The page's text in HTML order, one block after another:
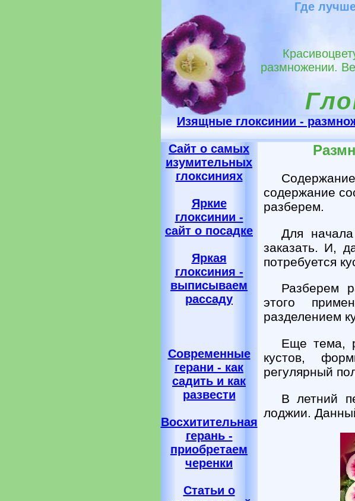
Где
размножении.
Изящные глоксинии -
Сайт о самых
изумительных
глоксиниях
Яркие
глоксинии -
сайт о посадке
Яркая
глоксиния -
выписываем
рассаду
Современные
герани - как
садить и как
развести
Восхитительная
герань -
приобретаем
черенки
Статьи о
содержание
разберем.
Для
заказать. И,
потребуется
Разберем
этого
разделением
Еще тема,
кустов,
регулярный
В летний
лоджии.